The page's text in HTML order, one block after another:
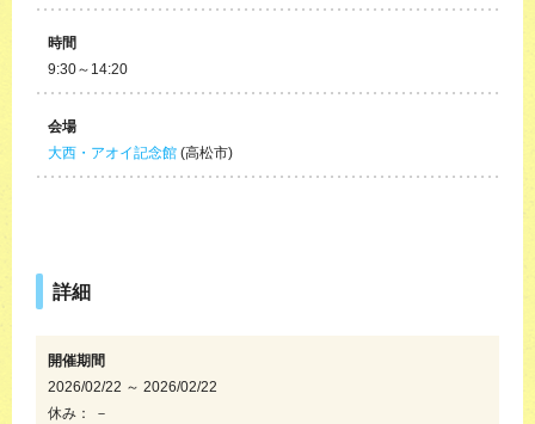
時間
9:30～14:20
会場
大西・アオイ記念館 (高松市)
詳細
開催期間
2026/02/22 ～ 2026/02/22
休み： －